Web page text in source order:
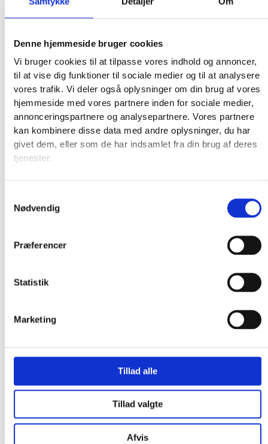
Denne hjemmeside bruger cookies
Vi bruger cookies til at tilpasse vores indhold og annoncer,
til at vise dig funktioner til sociale medier og til at analysere
vores trafik. Vi deler også oplysninger om din brug af vores
hjemmeside med vores partnere inden for sociale medier,
annonceringspartnere og analysepartnere. Vores partnere
kan kombinere disse data med andre oplysninger, du har
givet dem, eller som de har indsamlet fra din brug af deres
tjenester.
Nødvendig
Præferencer
Statistik
Marketing
Tillad alle
Tillad valgte
Afvis
Strikkeopskrifter og bøger
Addi Strikketilbehør
Forhandlere